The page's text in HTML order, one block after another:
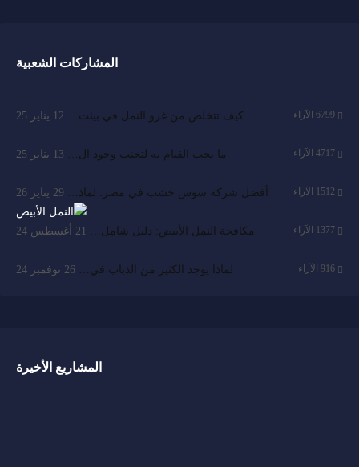
المشاركات الشعبية
كيف تتخلص من غزو النمل في بيئت… 12 يناير 25 الآراء
ما يجب القيام به لتجنب وجود ال… 13 يناير 25 الآراء
أفضل شركة سوس خشب في مصر: لماذ… 29 يناير 26 الآراء
مكافحة النمل الأبيض: دليل شامل… 21 أغسطس 24 الآراء
لماذا يوجد الكثير من الذباب في… 26 نوفمبر 24 الآراء
المشاريع الأخيرة